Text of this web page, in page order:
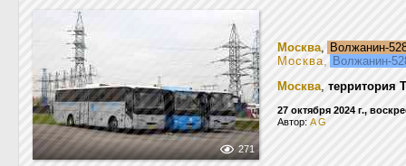
271
Москва, Волжанин-
Москва, Волжанин-
Москва, территория
27 октября 2024 г.,
Автор: A G